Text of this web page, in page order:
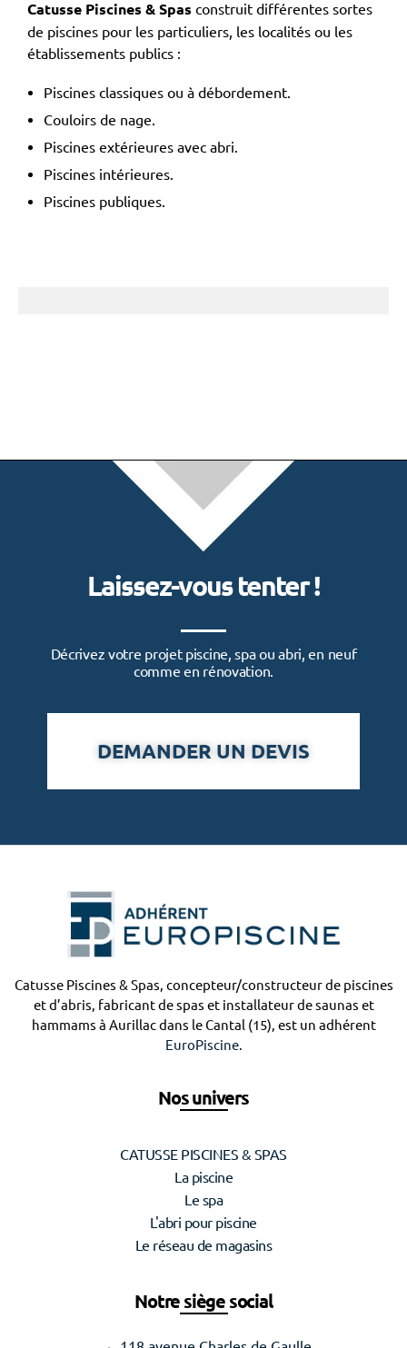
Catusse Piscines & Spas construit différentes sortes
de piscines pour les particuliers, les localités ou les
établissements publics :
Piscines classiques ou à débordement.
Couloirs de nage.
Piscines extérieures avec abri.
Piscines intérieures.
Piscines publiques.
Laissez-vous tenter !
Décrivez votre projet piscine, spa ou abri, en neuf
comme en rénovation.
DEMANDER UN DEVIS
Catusse Piscines & Spas, concepteur/constructeur de piscines
et d’abris, fabricant de spas et installateur de saunas et
hammams à Aurillac dans le Cantal (15), est un adhérent
EuroPiscine.
Nos univers
CATUSSE PISCINES & SPAS
La piscine
Le spa
L'abri pour piscine
Le réseau de magasins
Notre siège social